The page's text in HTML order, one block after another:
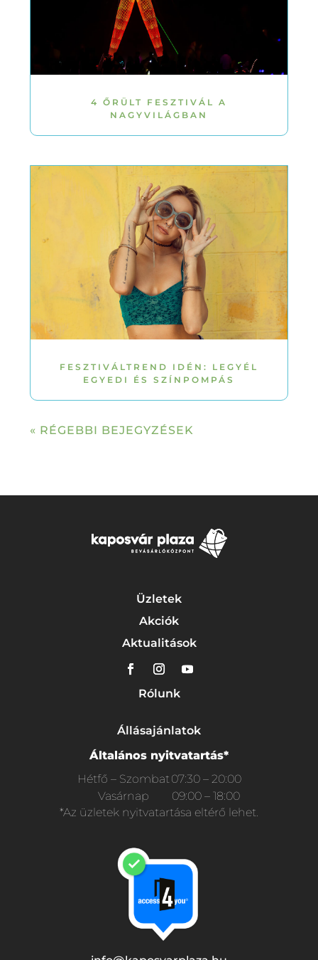
4 ŐRÜLT FESZTIVÁL A
NAGYVILÁGBAN
FESZTIVÁLTREND IDÉN: LEGYÉL
EGYEDI ÉS SZÍNPOMPÁS
« RÉGEBBI BEJEGYZÉSEK
Üzletek
Akciók
Aktualitások
Rólunk
Állásajánlatok
Általános nyitvatartás*
Hétfő – Szombat07:30 – 20:00
Vasárnap
09:00 – 18:00
*Az üzletek nyitvatartása eltérő lehet.